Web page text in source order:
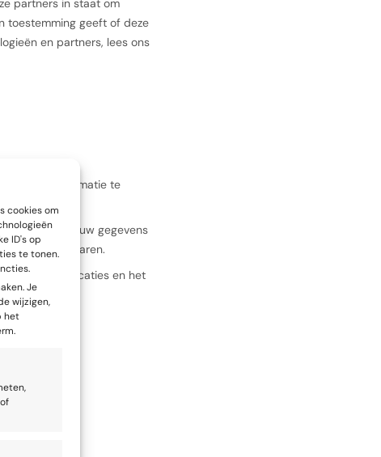
cookies om
ID's op
te tonen.
Je
wijzigen,
het
partners in staat om
toestemming geeft of deze
en partners, lees ons
zijn om informatie te
kunnen uw gegevens
nieuwe eigenaren.
aan de specificaties en het
332.